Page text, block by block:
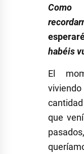
habéis
El
que